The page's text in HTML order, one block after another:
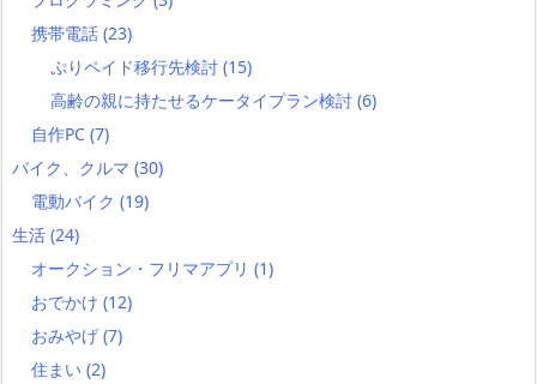
携帯電話 (23)
ぷりペイド移行先検討 (15)
高齢の親に持たせるケータイプラン検討 (6)
自作PC (7)
バイク、クルマ (30)
電動バイク (19)
生活 (24)
オークション・フリマアプリ (1)
おでかけ (12)
おみやげ (7)
住まい (2)